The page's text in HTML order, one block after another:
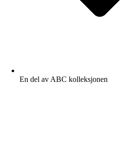
En del av ABC kolleksjonen